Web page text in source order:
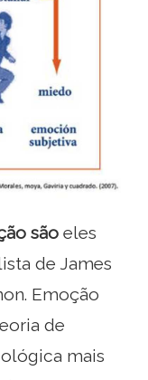
são eles
de James
Emoção
de
mais